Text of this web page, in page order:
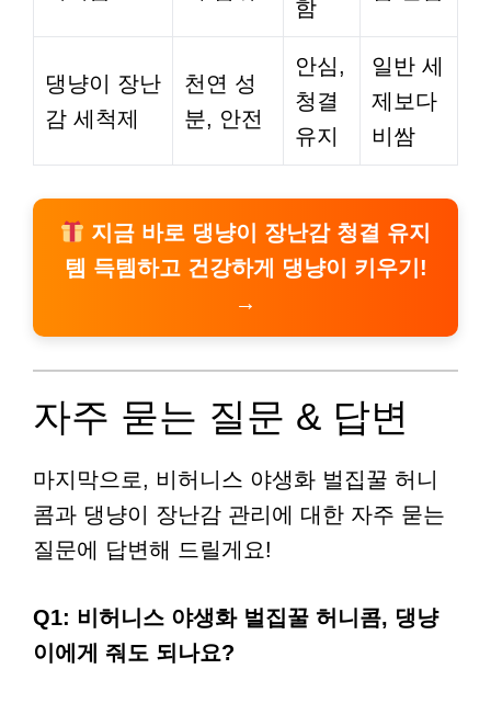
함
댕냥이 장난
감 세척제
천연 성
분, 안전
안심,
청결
유지
일반 세
제보다
비쌈
지금 바로 댕냥이 장난감 청결 유지
템 득템하고 건강하게 댕냥이 키우기!
→
자주 묻는 질문 & 답변
마지막으로, 비허니스 야생화 벌집꿀 허니
콤과 댕냥이 장난감 관리에 대한 자주 묻는
질문에 답변해 드릴게요!
Q1: 비허니스 야생화 벌집꿀 허니콤, 댕냥
이에게 줘도 되나요?